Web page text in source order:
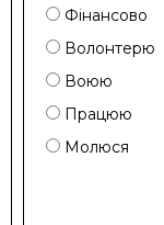
Фінансово
Волонтерю
Воюю
Працюю
Молюся